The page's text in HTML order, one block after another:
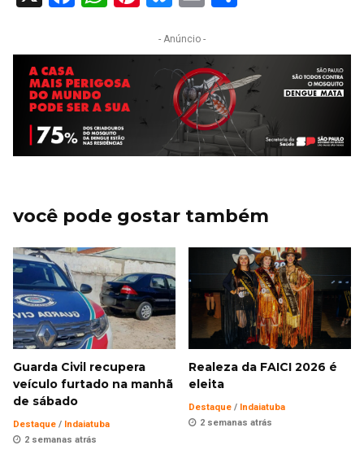
- Anúncio -
você pode gostar também
Guarda Civil recupera
veículo furtado na manhã
de sábado
Destaque / Indaiatuba
2 semanas atrás
Realeza da FAICI 2026 é
eleita
Destaque / Indaiatuba
2 semanas atrás